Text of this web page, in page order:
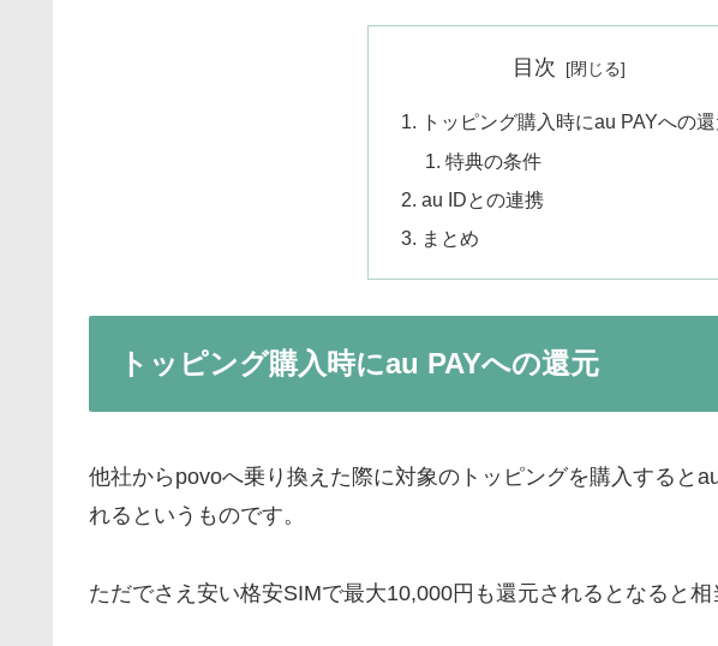
目次
トッピング購入時にau PAYへの
特典の条件
au IDとの連携
まとめ
トッピング購入時にau PAYへの還元
他社からpovoへ乗り換えた際に対象のトッピングを購入すると
れるというものです。
ただでさえ安い格安SIMで最大10,000円も還元されるとなると相